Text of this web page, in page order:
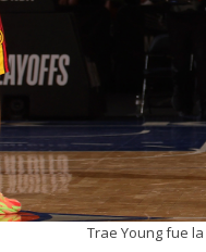
Trae Young fue